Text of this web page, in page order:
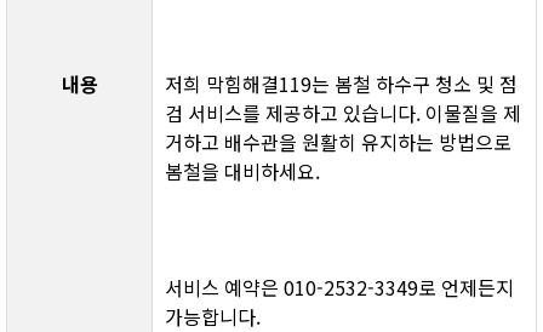
내용
저희 막힘해결119는 봄철 하수구 청소 및 점
검 서비스를 제공하고 있습니다. 이물질을 제
거하고 배수관을 원활히 유지하는 방법으로
봄철을 대비하세요.
서비스 예약은 010-2532-3349로 언제든지
가능합니다.